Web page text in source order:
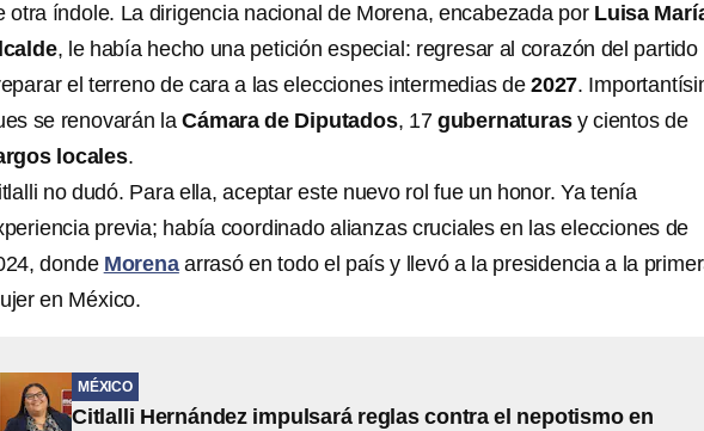
otra índole. La dirigencia nacional de Morena, encabezada por Luisa
, le había hecho una petición especial: regresar al corazón del partido
el terreno de cara a las elecciones intermedias de 2027.
se renovarán laCámara de Diputados, 17 gubernaturasy cientos de
locales.
no dudó. Para ella, aceptar este nuevo rol fue un honor. Ya tenía
previa; había coordinado alianzas cruciales en las elecciones de
donde Morena arrasó en todo el país y llevó a la presidencia a la
en México.
MÉXICO
Citlalli Hernández impulsará reglas contra el nepotismo en